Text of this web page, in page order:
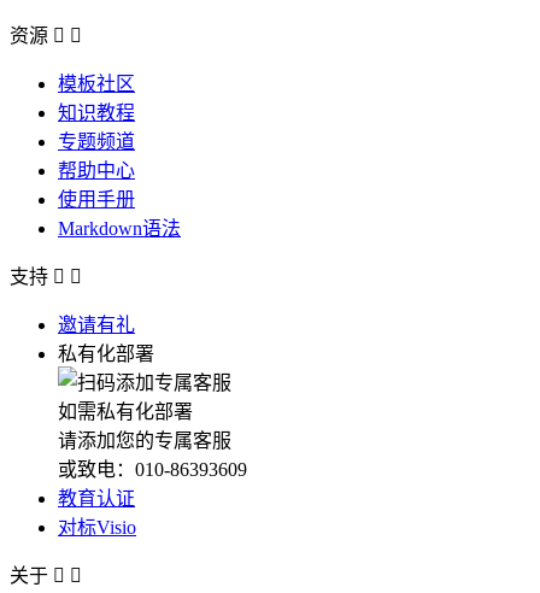
资源  
模板社区
知识教程
专题频道
帮助中心
使用手册
Markdown语法
支持  
邀请有礼
私有化部署
如需私有化部署
请添加您的专属客服
或致电：010-86393609
教育认证
对标Visio
关于  